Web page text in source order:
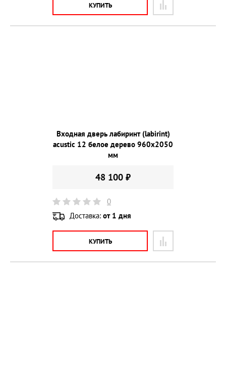
КУПИТЬ
Входная дверь лабиринт (labirint)
acustic 12 белое дерево 960х2050
мм
48 100 ₽
0
Доставка: от 1 дня
КУПИТЬ